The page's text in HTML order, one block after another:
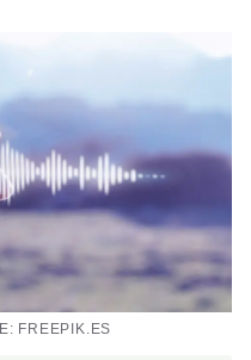
FREEPIK.ES